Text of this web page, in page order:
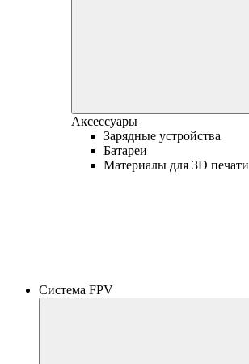
Аксессуары
Зарядные устройства
Батареи
Материалы для 3D печати
Система FPV